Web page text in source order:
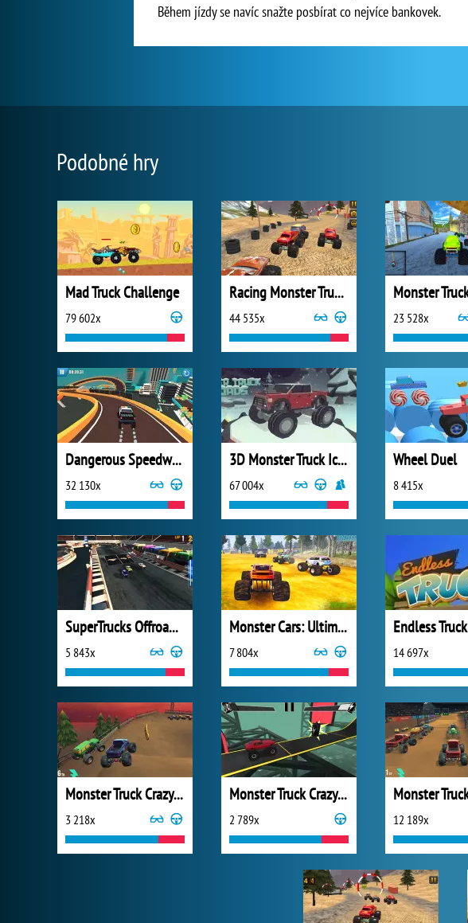
Během jízdy se navíc snažte posbírat co nejvíce bankovek.
Podobné hry
Mad Truck Challenge
79 602x
Racing Monster Truck Game 3D
44 535x 23 528x
Dangerous Speedway Cars
32 130x
3D Monster Truck Icyroads
67 004x
Wheel Duel
8 415x
SuperTrucks Offroad Racing
5 843x
Monster Cars: Ultimate Simulator
7 804x
Endless Truck
14 697x
Monster Truck Crazy Racing
3 218x
Monster Truck Crazy Impossible
2 789x 12 189x